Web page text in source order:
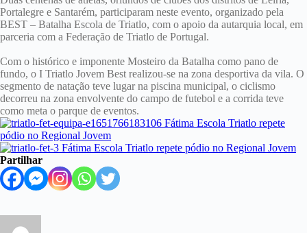
Portalegre e Santarém, participaram neste evento, organizado pela
BEST – Batalha Escola de Triatlo, com o apoio da autarquia local, em
parceria com a Federação de Triatlo de Portugal.
Com o histórico e imponente Mosteiro da Batalha como pano de
fundo, o I Triatlo Jovem Best realizou-se na zona desportiva da vila. O
segmento de natação teve lugar na piscina municipal, o ciclismo
decorreu na zona envolvente do campo de futebol e a corrida teve
como meta o parque de eventos.
Partilhar